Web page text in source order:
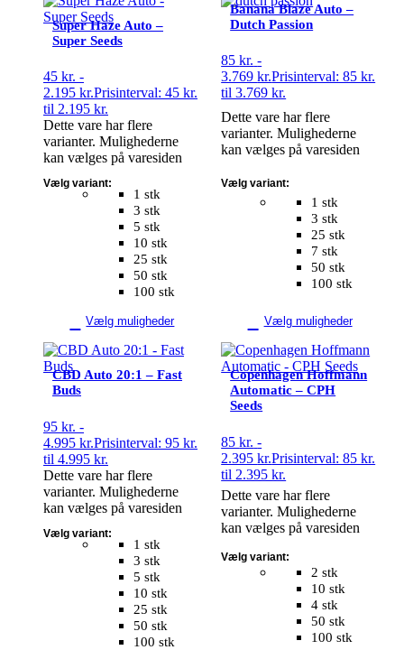
Super Haze Auto –
Super Seeds
45 kr. -
2.195 kr.Prisinterval: 45 kr.
til 2.195 kr.
1 stk
3 stk
5 stk
10 stk
25 stk
50 stk
100 stk
Vælg variant:
Vælg muligheder
Dette vare har flere
varianter. Mulighederne
kan vælges på varesiden
Banana Blaze Auto –
Dutch Passion
85kr. -
3.769kr.Prisinterval: 85 kr.
til 3.769 kr.
1 stk
3 stk
25 stk
7 stk
50 stk
100 stk
Vælg variant:
Vælg muligheder
Dette vare har flere
varianter. Mulighederne
kan vælges på varesiden
CBD Auto 20:1 – Fast
Buds
95 kr. -
4.995 kr.Prisinterval: 95 kr.
til 4.995 kr.
1 stk
3 stk
5 stk
10 stk
25 stk
50 stk
100 stk
Vælg variant:
Dette vare har flere
varianter. Mulighederne
kan vælges på varesiden
Copenhagen Hoffmann
Automatic – CPH
Seeds
85kr. -
2.395kr.Prisinterval: 85 kr.
til 2.395 kr.
2 stk
10 stk
4 stk
50 stk
100 stk
Vælg variant:
Dette vare har flere
varianter. Mulighederne
kan vælges på varesiden